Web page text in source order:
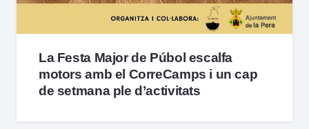
La Festa Major de Púbol escalfa
motors amb el CorreCamps i un cap
de setmana ple d’activitats